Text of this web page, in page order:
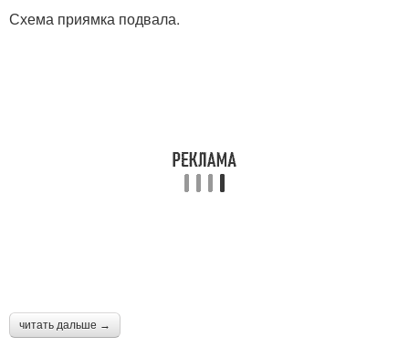
Схема приямка подвала.
читать дальше →